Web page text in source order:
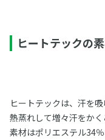
ヒートテックの
ヒートテックは、汗を
熱蒸れして増々汗をかく
素材はポリエステル34